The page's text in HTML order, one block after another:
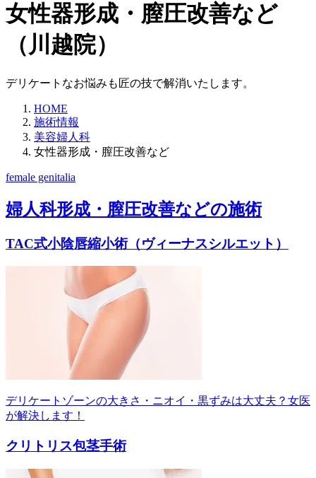
女性器形成・膣圧改善など
（川越院）
デリケートなお悩みも匠の技で解消いたします。
HOME
施術情報
美容婦人科
女性器形成・膣圧改善など
female genitalia
婦人科形成・膣圧改善などの施術
TAC式小陰唇縮小術（ヴィーナスシルエット）
デリケートゾーンの大きさ・ニオイ・黒ずみは大丈夫？女医
が解決します！
クリトリス包茎手術